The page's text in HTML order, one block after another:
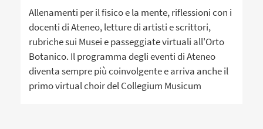
Allenamenti per il fisico e la mente, riflessioni con i
docenti di Ateneo, letture di artisti e scrittori,
rubriche sui Musei e passeggiate virtuali all'Orto
Botanico. Il programma degli eventi di Ateneo
diventa sempre più coinvolgente e arriva anche il
primo virtual choir del Collegium Musicum